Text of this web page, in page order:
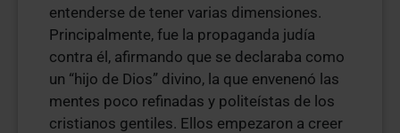
entenderse de tener varias dimensiones.
Principalmente, fue la propaganda judía
contra él, afirmando que se declaraba como
un “hijo de Dios” divino, la que envenenó las
mentes poco refinadas y politeístas de los
cristianos gentiles. Ellos empezaron a creer